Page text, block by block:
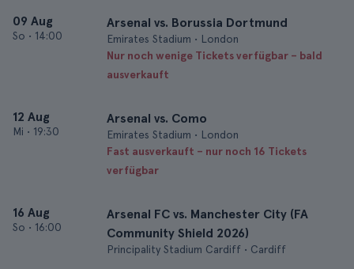
09 Aug
So • 14:00
Arsenal vs. Borussia Dortmund
Emirates Stadium • London
Nur noch wenige Tickets verfügbar – bald
ausverkauft
12 Aug
Mi • 19:30
Arsenal vs. Como
Emirates Stadium • London
Fast ausverkauft – nur noch 16 Tickets
verfügbar
16 Aug
So • 16:00
Arsenal FC vs. Manchester City (FA
Community Shield 2026)
Principality Stadium Cardiff • Cardiff